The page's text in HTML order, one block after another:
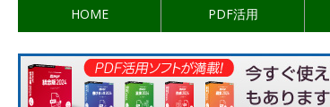
HOME PDF活用